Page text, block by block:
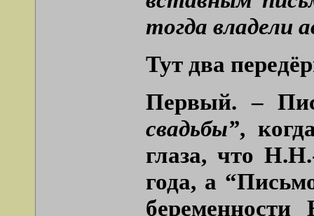
тогда владели
Тут два
Первый. –
свадьбы”,
глаза, что
года, а